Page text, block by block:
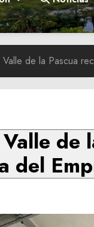
de la Pascua
de
del